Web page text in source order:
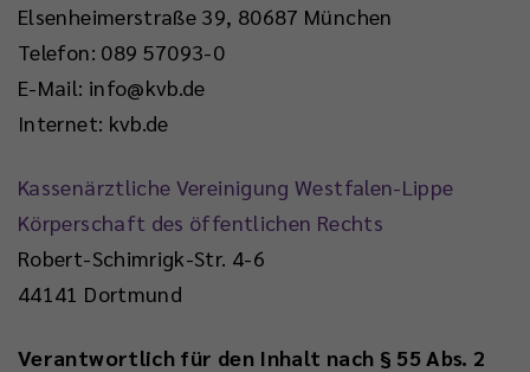
Elsenheimerstraße 39, 80687 München
Telefon: 089 57093-0
E-Mail: info@kvb.de
Internet: kvb.de
Kassenärztliche Vereinigung Westfalen-Lippe
Körperschaft des öffentlichen Rechts
Robert-Schimrigk-Str. 4-6
44141 Dortmund
Verantwortlich für den Inhalt nach § 55 Abs. 2